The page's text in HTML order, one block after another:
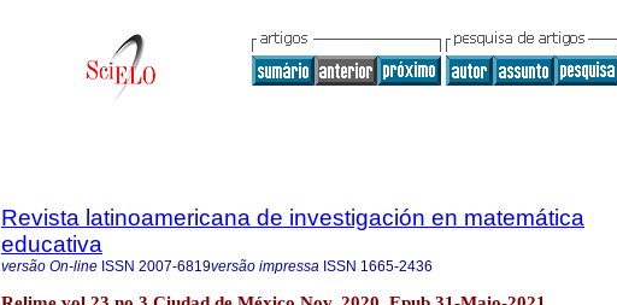
Revista latinoamericana de investigación en matemática
educativa
versão On-line ISSN 2007-6819versão impressa ISSN 1665-2436